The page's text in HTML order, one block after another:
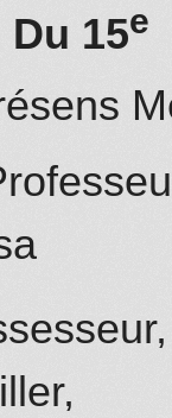
15e